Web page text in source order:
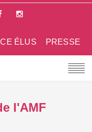
PRESSE
ÉLUS
l'AMF